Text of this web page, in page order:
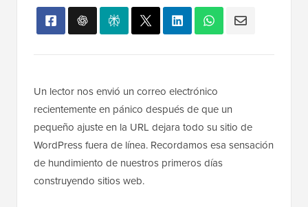
Un lector nos envió un correo electrónico
recientemente en pánico después de que un
pequeño ajuste en la URL dejara todo su sitio de
WordPress fuera de línea. Recordamos esa sensación
de hundimiento de nuestros primeros días
construyendo sitios web.